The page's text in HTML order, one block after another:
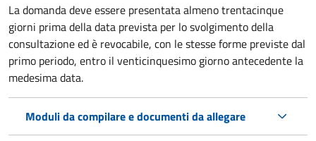
La domanda deve essere presentata almeno trentacinque
giorni prima della data prevista per lo svolgimento della
consultazioneed è revocabile, con le stesse forme previste dal
primo periodo, entro il venticinquesimo giorno antecedente la
medesima data.
Moduli da compilare e documenti da allegare